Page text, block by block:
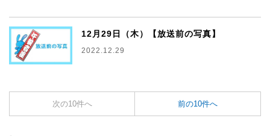
12月29日（木）【放送前の写真】
2022.12.29
次の10件へ 前の10件へ